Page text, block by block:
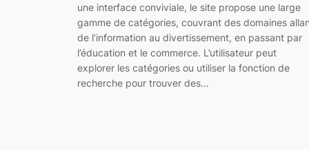
une interface conviviale, le site propose une large
gamme de catégories, couvrant des domaines
de l’information au divertissement, en passant par
l’éducation et le commerce. L’utilisateur peut
explorer les catégories ou utiliser la fonction de
recherche pour trouver des…